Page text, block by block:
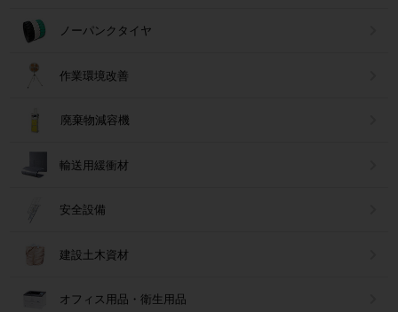
ノーパンクタイヤ
作業環境改善
廃棄物減容機
輸送用緩衝材
安全設備
建設土木資材
オフィス用品・衛生用品